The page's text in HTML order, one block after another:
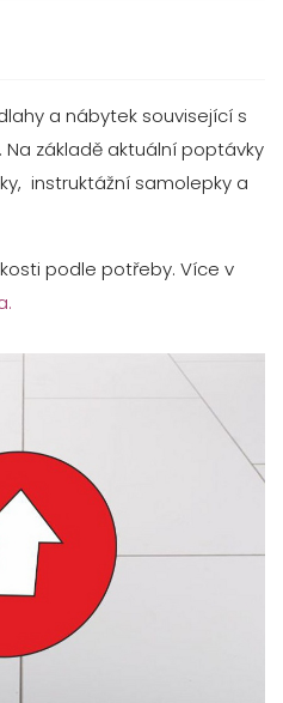
a nábytek související s
základě aktuální poptávky
instruktážní samolepky a
podle potřeby. Více v